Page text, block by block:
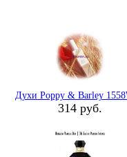
Духи Poppy & Barley
314 руб.